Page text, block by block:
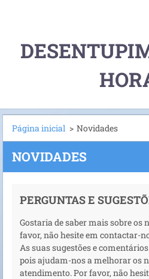
Página inicial > Novidades
NOVIDADES
PERGUNTAS E
Gostaria de saber mais sobre os
favor, não hesite em contactar-
As suas sugestões e
pois ajudam-nos a melhorar os
atendimento. Por favor, não